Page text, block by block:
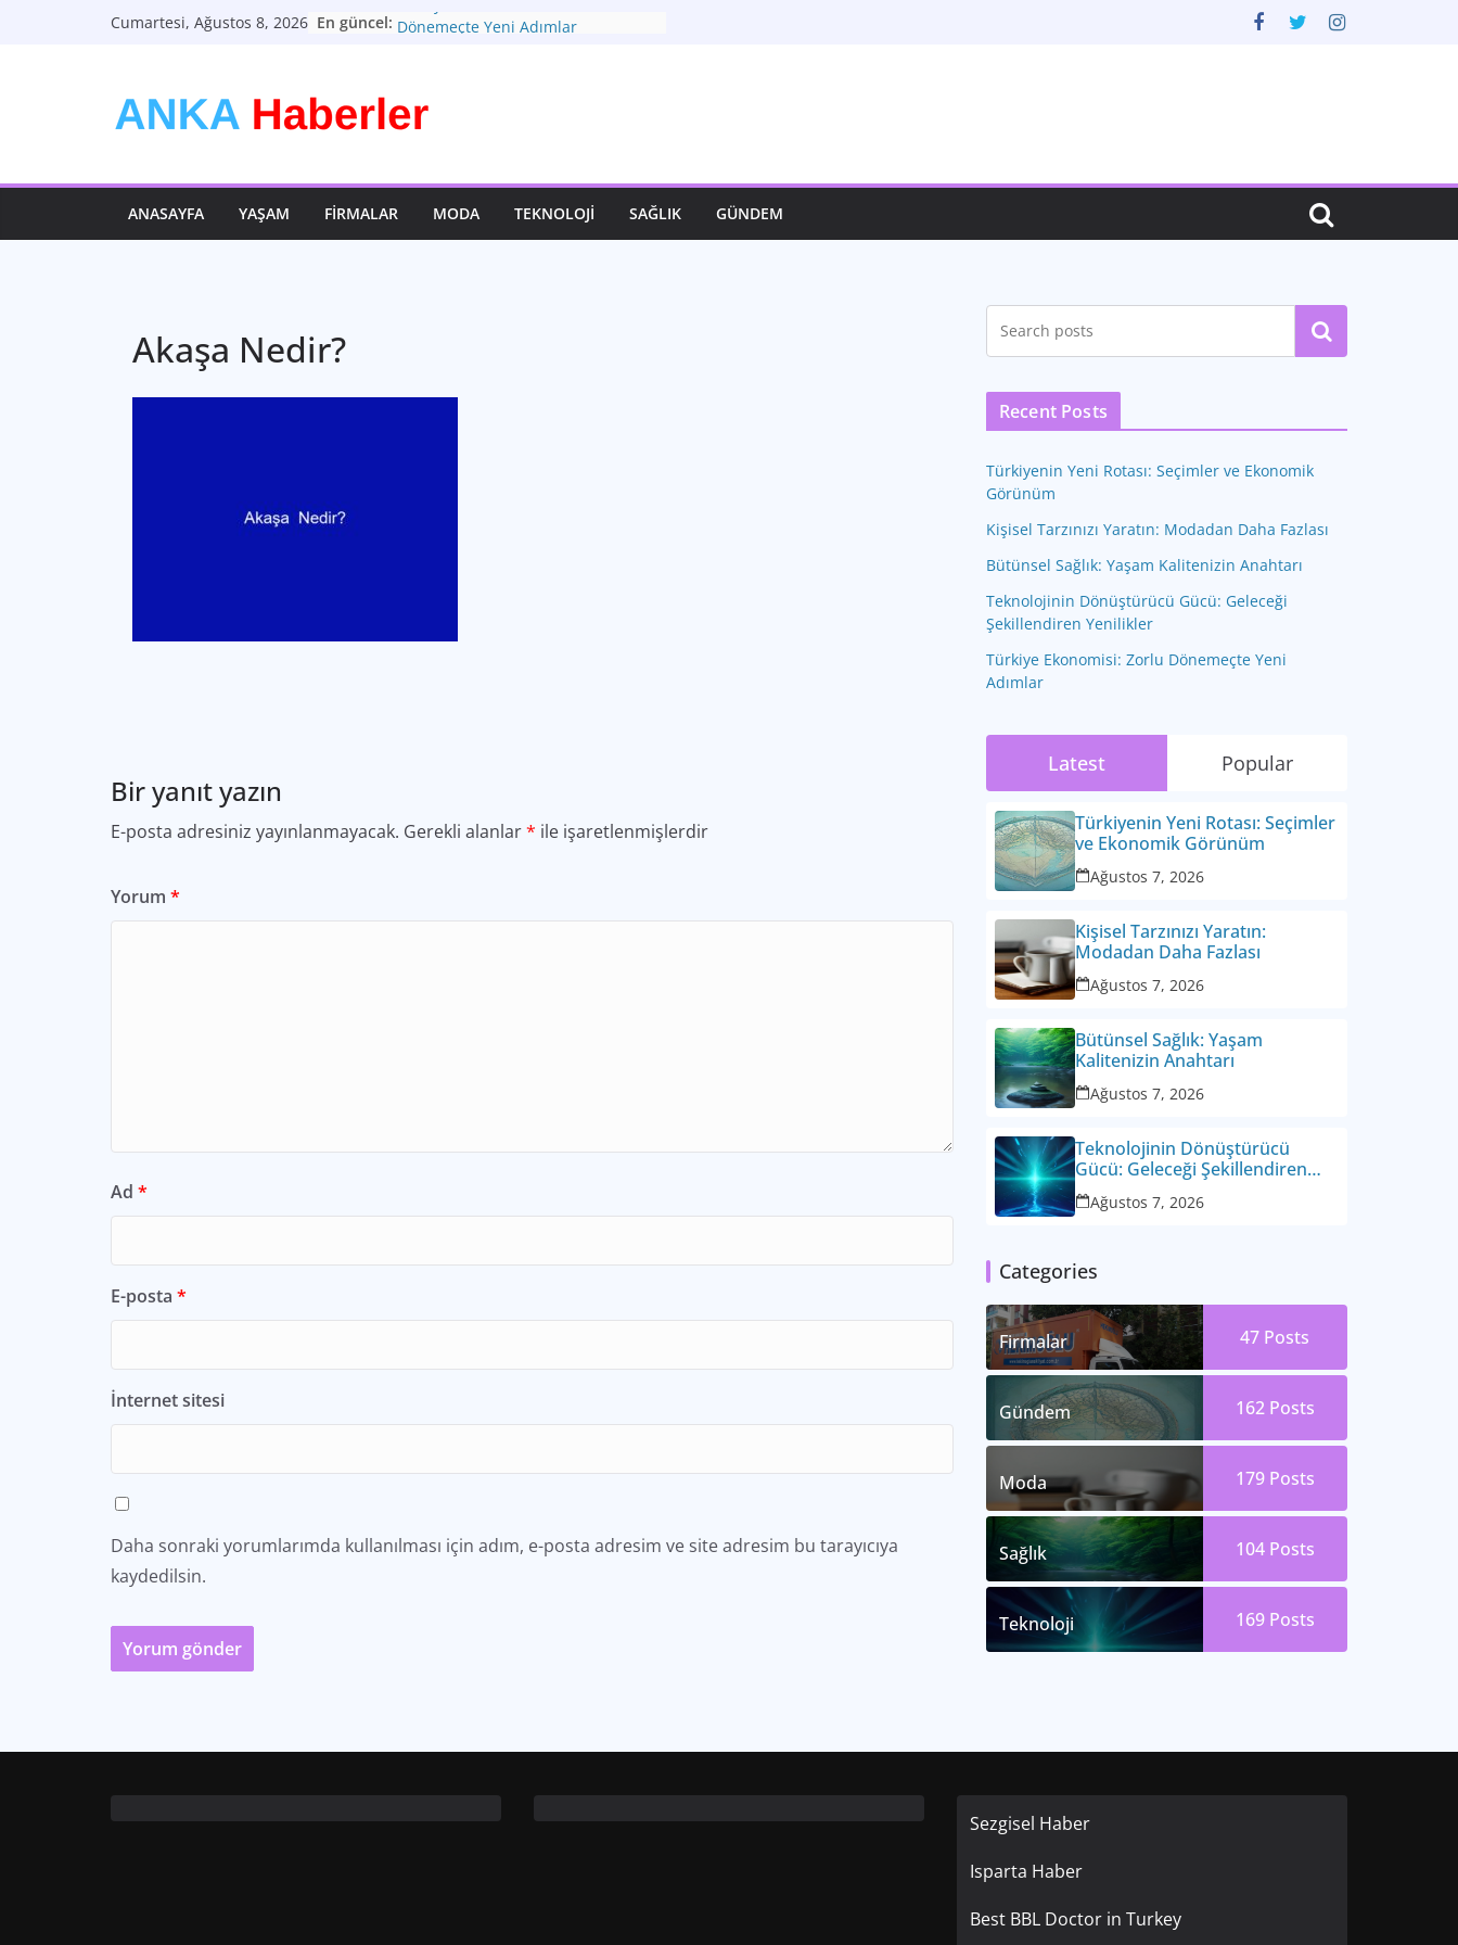
Cumartesi, Ağustos 8, 2026 En güncel: Türkiye Ekonomisi: Zorlu
Dönemeçte Yeni Adımlar
Kişisel Tarzınızı Yaratın: Modadan
Daha Fazlası
Teknolojinin Dönüştürücü Gücü:
Geleceği Şekillendiren Yenilikler
ANASAYFA YAŞAM FIRMALAR MODA TEKNOLOJI SAĞLIK GÜNDEM
Akaşa Nedir?
Bir yanıt yazın
E-posta adresiniz yayınlanmayacak. Gerekli alanlar* ile işaretlenmişlerdir
Yorum *
Ad *
E-posta *
İnternet sitesi
Daha sonraki yorumlarımda kullanılması için adım, e-posta adresim ve site adresim bu tarayıcıya
kaydedilsin.
Ara
Recent Posts
Türkiyenin Yeni Rotası: Seçimler ve Ekonomik
Görünüm
Kişisel Tarzınızı Yaratın: Modadan Daha Fazlası
Bütünsel Sağlık: Yaşam Kalitenizin Anahtarı
Teknolojinin Dönüştürücü Gücü: Geleceği
Şekillendiren Yenilikler
Türkiye Ekonomisi: Zorlu Dönemeçte Yeni
Adımlar
Latest Popular
Türkiyenin Yeni Rotası: Seçimler
ve Ekonomik Görünüm
Ağustos 7, 2026
Kişisel Tarzınızı Yaratın:
Modadan Daha Fazlası
Ağustos 7, 2026
Bütünsel Sağlık: Yaşam
Kalitenizin Anahtarı
Ağustos 7, 2026
Teknolojinin Dönüştürücü
Gücü: Geleceği Şekillendiren
Yenilikler
Ağustos 7, 2026
Categories
Firmalar 47 Posts
Gündem 162 Posts
Moda 179 Posts
Sağlık 104 Posts
Teknoloji 169 Posts
Sezgisel Haber
Isparta Haber
Best BBL Doctor in Turkey